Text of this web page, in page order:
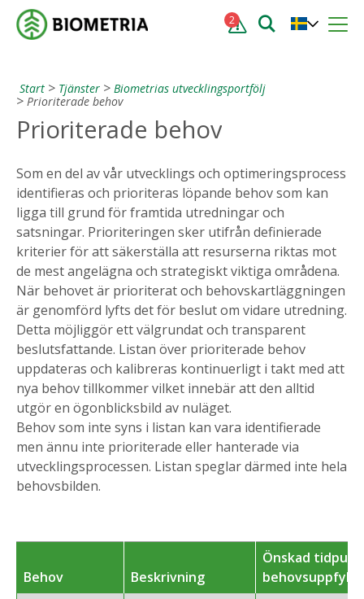
2
Start Tjänster
Biometrias utvecklingsportfölj
Prioriterade behov
Prioriterade behov
Som en del av vår utvecklings och optimeringsprocess
identifieras och prioriteras löpande behov som kan
ligga till grund för framtida utredningar och
satsningar. Prioriteringen sker utifrån definierade
kriterier för att säkerställa att resurserna riktas mot
de mest angelägna och strategiskt viktiga områdena.
När behovet är prioriterat och behovskartläggningen
är genomförd lyfts det för beslut om vidare utredning.
Detta möjliggör ett välgrundat och transparent
beslutsfattande. Listan över prioriterade behov
uppdateras och kalibreras kontinuerligt i takt med att
nya behov tillkommer vilket innebär att den alltid
utgör en ögonblicksbild av nuläget.
Behov som inte syns i listan kan vara identifierade
men ännu inte prioriterade eller hanterade via
utvecklingsprocessen. Listan speglar därmed inte hela
behovsbilden.
Behov Beskrivning
Önskad